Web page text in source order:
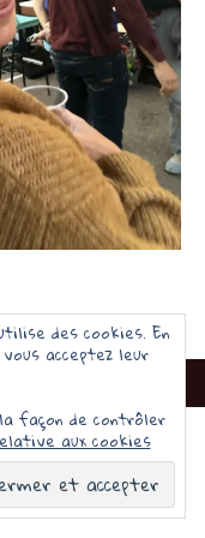
des cookies. En
acceptez leur
façon de contrôler
aux cookies